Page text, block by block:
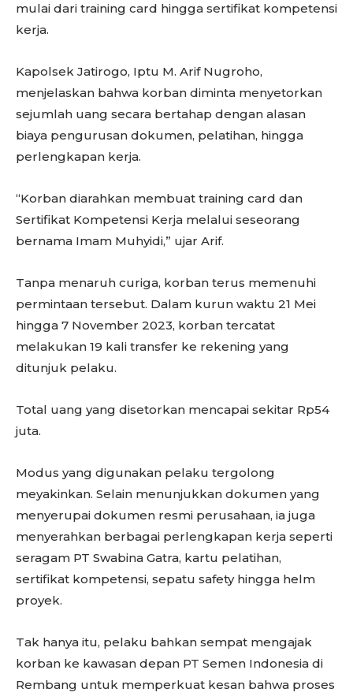
mulai dari training card hingga sertifikat kompetensi
kerja.
Kapolsek Jatirogo, Iptu M. Arif Nugroho,
menjelaskan bahwa korban diminta menyetorkan
sejumlah uang secara bertahap dengan alasan
biaya pengurusan dokumen, pelatihan, hingga
perlengkapan kerja.
“Korban diarahkan membuat training card dan
Sertifikat Kompetensi Kerja melalui seseorang
bernama Imam Muhyidi,” ujar Arif.
Tanpa menaruh curiga, korban terus memenuhi
permintaan tersebut. Dalam kurun waktu 21 Mei
hingga 7 November 2023, korban tercatat
melakukan 19 kali transfer ke rekening yang
ditunjuk pelaku.
Total uang yang disetorkan mencapai sekitar Rp54
juta.
Modus yang digunakan pelaku tergolong
meyakinkan. Selain menunjukkan dokumen yang
menyerupai dokumen resmi perusahaan, ia juga
menyerahkan berbagai perlengkapan kerja seperti
seragam PT Swabina Gatra, kartu pelatihan,
sertifikat kompetensi, sepatu safety hingga helm
proyek.
Tak hanya itu, pelaku bahkan sempat mengajak
korban ke kawasan depan PT Semen Indonesia di
Rembang untuk memperkuat kesan bahwa proses